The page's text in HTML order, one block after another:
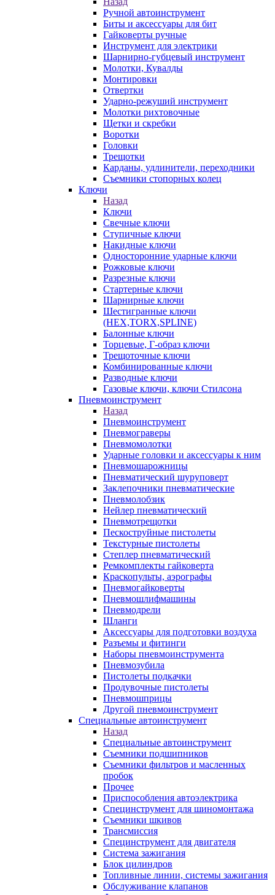
Ручной автоинструмент
Биты и аксессуары для бит
Гайковерты ручные
Инструмент для электрики
Шарнирно-губцевый инструмент
Молотки, Кувалды
Монтировки
Отвертки
Ударно-режуший инструмент
Молотки рихтовочные
Щетки и скребки
Воротки
Головки
Трещотки
Карданы, удлинители, переходники
Съемники стопорных колец
Ключи
Назад
Ключи
Свечные ключи
Ступичные ключи
Накидные ключи
Односторонние ударные ключи
Рожковые ключи
Разрезные ключи
Стартерные ключи
Шарнирные ключи
Шестигранные ключи
(HEX,TORX,SPLINE)
Балонные ключи
Торцевые, Г-образ ключи
Трещоточные ключи
Комбинированные ключи
Разводные ключи
Газовые ключи, ключи Стилсона
Пневмоинструмент
Назад
Пневмоинструмент
Пневмограверы
Пневмомолотки
Ударные головки и аксессуары к ним
Пневмошарожницы
Пневматический шуруповерт
Заклепочники пневматические
Пневмолобзик
Нейлер пневматический
Пневмотрещотки
Пескоструйные пистолеты
Текстурные пистолеты
Степлер пневматический
Ремкомплекты гайковерта
Краскопульты, аэрографы
Пневмогайковерты
Пневмошлифмашины
Пневмодрели
Шланги
Аксессуары для подготовки воздуха
Разъемы и фитинги
Наборы пневмоинструмента
Пневмозубила
Пистолеты подкачки
Продувочные пистолеты
Пневмошприцы
Другой пневмоинструмент
Специальные автоинструмент
Назад
Специальные автоинструмент
Съемники подшипников
Съемники фильтров и масленных
пробок
Прочее
Приспособления автоэлектрика
Специнструмент для шиномонтажа
Съемники шкивов
Трансмиссия
Специнструмент для двигателя
Система зажигания
Блок цилиндров
Топливные линии, системы зажигания
Обслуживание клапанов